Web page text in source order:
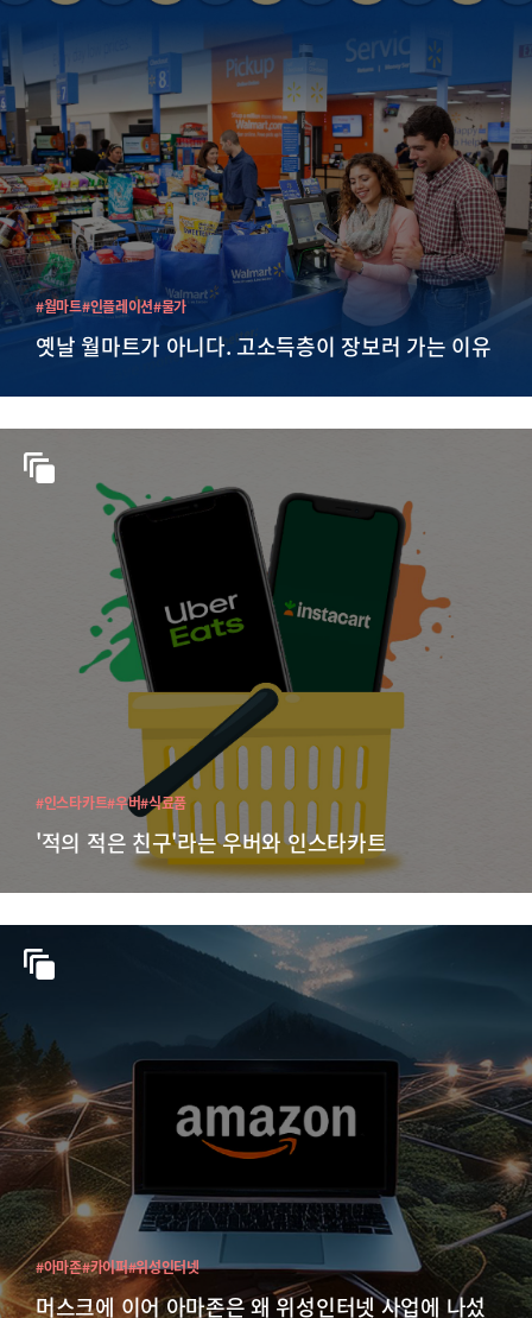
옛날 월마트가 아니다. 고소득층이 장보러 가는 이유
#월마트#인플레이션#물가
'적의 적은 친구'라는 우버와 인스타카트
#인스타카트#우버#식료품
머스크에 이어 아마존은 왜 위성인터넷 사업에 나섰
#아마존#카이퍼#위성인터넷